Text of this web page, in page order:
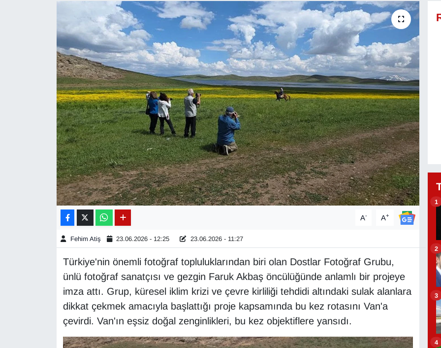
A- A+
Fehim Atiş 23.06.2026 - 12:25 23.06.2026 - 11:27
Türkiye'nin önemli fotoğraf topluluklarından biri olan Dostlar Fotoğraf Grubu,
ünlü fotoğraf sanatçısı ve gezgin Faruk Akbaş öncülüğünde anlamlı bir projeye
imza attı. Grup, küresel iklim krizi ve çevre kirliliği tehdidi altındaki sulak alanlara
dikkat çekmek amacıyla başlattığı proje kapsamında bu kez rotasını Van'a
çevirdi. Van'ın eşsiz doğal zenginlikleri, bu kez objektiflere yansıdı.
1
2
3
4
EĞİTİM
EKONOMİ
Eleman
En çok konuşulanlar
GENEL
Gündem
HABERDE İNSAN